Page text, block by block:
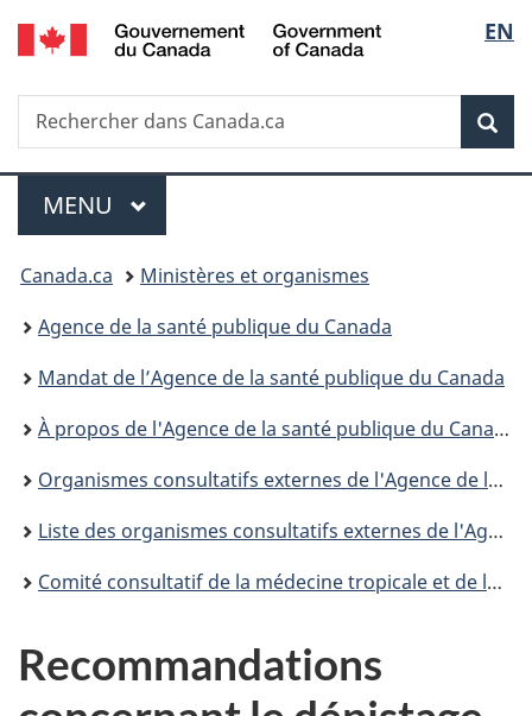
Passer
au
des
Passer
au
principal
Passer
à
Au
du
Passer
à
version
simplifiée
de
la
EN
Recherche
Rechercher
dans
Menu
MENU PRINCIPAL
Vous
êtes
ici :
Canada.ca
Ministères et organismes
Agence de la santé publique du Canada
Mandat de l’Agence de la santé publique du Canada
À propos de l'Agence de la santé publique du Canada
Organismes consultatifs externes de l'Agence de la santé publique du Canada
Liste des organismes consultatifs externes de l'Agence de la santé publique du Canada
Comité consultatif de la médecine tropicale et de la médecine des voyages (CCMTMV) : Déclarations et publications
Recommandations